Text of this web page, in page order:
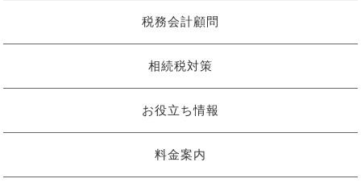
税務会計顧問
相続税対策
お役立ち情報
料金案内